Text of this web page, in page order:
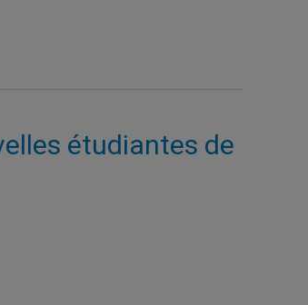
étudiantes de